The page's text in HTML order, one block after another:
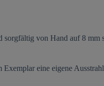
von Hand auf 8 mm
eine eigene